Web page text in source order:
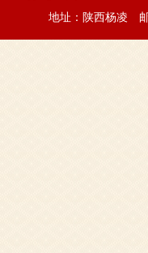
地址：陕西杨凌